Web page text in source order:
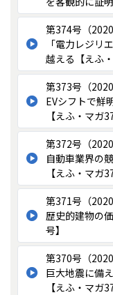
第374号（
「電力レジリ
越える【えふ
第373号（
EVシフトで鮮
【えふ・マガ
第372号（
自動車業界の
【えふ・マガ
第371号（
歴史的建物の
号】
第370号（
巨大地震に備
【えふ・マガ